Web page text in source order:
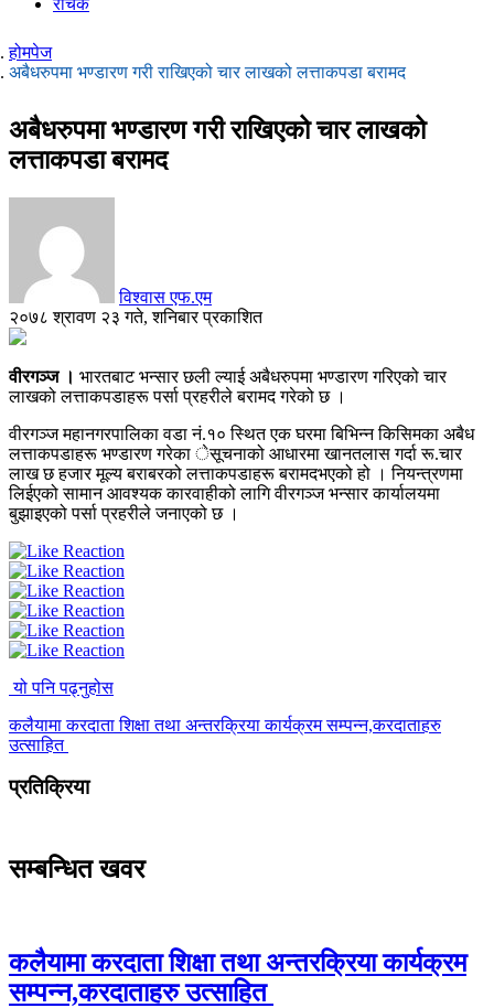
रोचक
होमपेज
अबैधरुपमा भण्डारण गरी राखिएको चार लाखको लत्ताकपडा बरामद
अबैधरुपमा भण्डारण गरी राखिएको चार लाखको
लत्ताकपडा बरामद
विश्वास एफ.एम
२०७८ श्रावण २३ गते, शनिबार प्रकाशित
वीरगञ्ज । भारतबाट भन्सार छली ल्याई अबैधरुपमा भण्डारण गरिएको चार
लाखको लत्ताकपडाहरू पर्सा प्रहरीले बरामद गरेको छ ।
वीरगञ्ज महानगरपालिका वडा नं.१० स्थित एक घरमा बिभिन्न किसिमका अबैध
लत्ताकपडाहरू भण्डारण गरेका ेसूचनाको आधारमा खानतलास गर्दा रू.चार
लाख छ हजार मूल्य बराबरको लत्ताकपडाहरू बरामदभएको हो । नियन्त्रणमा
लिईएको सामान आवश्यक कारवाहीको लागि वीरगञ्ज भन्सार कार्यालयमा
बुझाइएको पर्सा प्रहरीले जनाएको छ ।
यो पनि पढ्नुहोस
कलैयामा करदाता शिक्षा तथा अन्तरक्रिया कार्यक्रम सम्पन्न,करदाताहरु
उत्साहित
प्रतिक्रिया
सम्बन्धित खवर
कलैयामा करदाता शिक्षा तथा अन्तरक्रिया कार्यक्रम
सम्पन्न,करदाताहरु उत्साहित